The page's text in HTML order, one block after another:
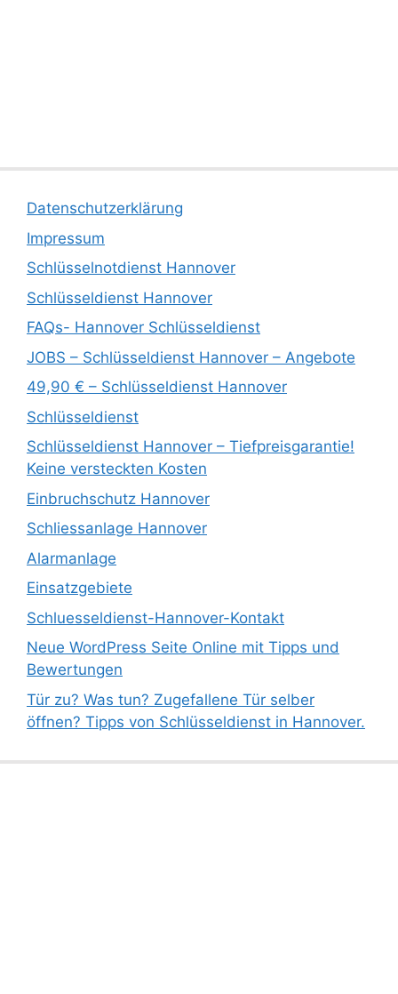
Datenschutzerklärung
Impressum
Schlüsselnotdienst Hannover
Schlüsseldienst Hannover
FAQs- Hannover Schlüsseldienst
JOBS – Schlüsseldienst Hannover – Angebote
49,90 € – Schlüsseldienst Hannover
Schlüsseldienst
Schlüsseldienst Hannover – Tiefpreisgarantie!
Keine versteckten Kosten
Einbruchschutz Hannover
Schliessanlage Hannover
Alarmanlage
Einsatzgebiete
Schluesseldienst-Hannover-Kontakt
Neue WordPress Seite Online mit Tipps und
Bewertungen
Tür zu? Was tun? Zugefallene Tür selber
öffnen? Tipps von Schlüsseldienst in Hannover.